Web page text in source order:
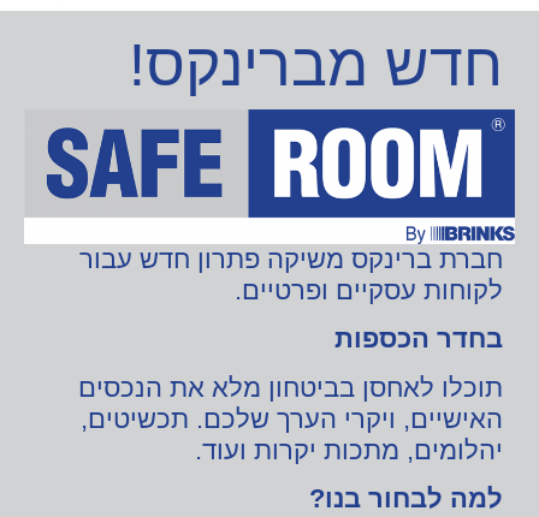
חדש מברינקס!
חברת ברינקס משיקה פתרון חדש עבור
לקוחות עסקיים ופרטיים.
בחדר הכספות
תוכלו לאחסן בביטחון מלא את הנכסים
האישיים, ויקרי הערך שלכם. תכשיטים,
יהלומים, מתכות יקרות ועוד.
למה לבחור בנו?